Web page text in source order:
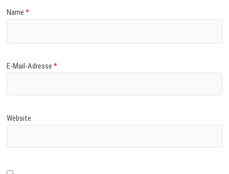
Name*
E-Mail-Adresse*
Website